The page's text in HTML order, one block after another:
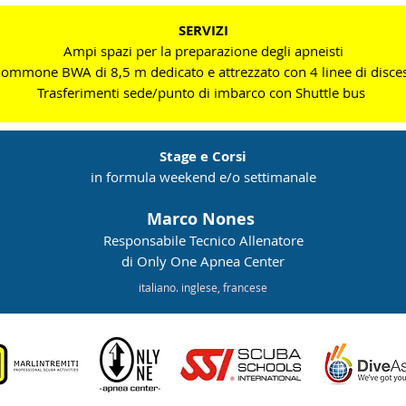
SERVIZI
Ampi spazi per la preparazione degli apneisti
BWA di 8,5 m dedicato e attrezzato con 4 linee di
Trasferimenti sede/punto di imbarco con Shuttle bus
Stage e Corsi
in formula weekend e/o settimanale
Marco Nones
Responsabile Tecnico Allenatore
di Only One Apnea Center
italiano. inglese, francese